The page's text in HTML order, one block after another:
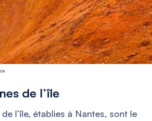
de l’île
l’île, établies à Nantes, sont le